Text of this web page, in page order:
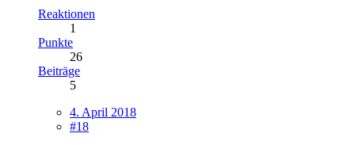
Reaktionen
1
Punkte
26
Beiträge
5
4. April 2018
#18